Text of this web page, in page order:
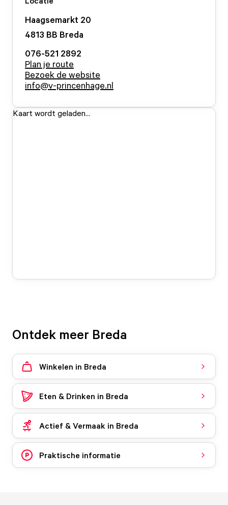
Haagsemarkt 20
4813 BB Breda
076-521 2892
Plan je route
Bezoek de website
info@v-princenhage.nl
Kaart wordt geladen...
Ontdek meer Breda
Winkelen in Breda
Eten & Drinken in Breda
Actief & Vermaak in Breda
Praktische informatie